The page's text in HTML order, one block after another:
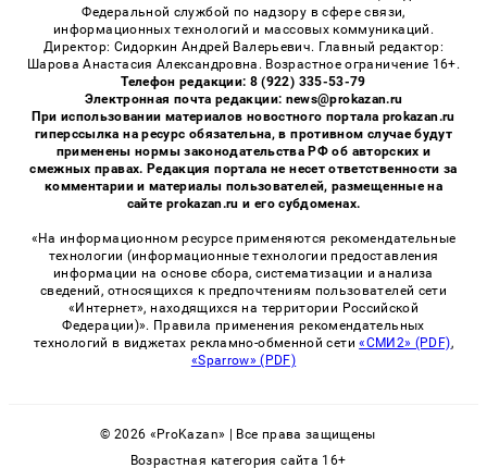
Федеральной службой по надзору в сфере связи,
информационных технологий и массовых коммуникаций.
Директор: Сидоркин Андрей Валерьевич. Главный редактор:
Шарова Анастасия Александровна. Возрастное ограничение 16+.
Телефон редакции: 8 (922) 335-53-79
Электронная почта редакции: news@prokazan.ru
При использовании материалов новостного портала prokazan.ru
гиперссылка на ресурс обязательна, в противном случае будут
применены нормы законодательства РФ об авторских и
смежных правах. Редакция портала не несет ответственности за
комментарии и материалы пользователей, размещенные на
сайте prokazan.ru и его субдоменах.
«На информационном ресурсе применяются рекомендательные
технологии (информационные технологии предоставления
информации на основе сбора, систематизации и анализа
сведений, относящихся к предпочтениям пользователей сети
«Интернет», находящихся на территории Российской
Федерации)». Правила применения рекомендательных
технологий в виджетах рекламно-обменной сети«СМИ2» (PDF),
«Sparrow» (PDF)
© 2026 «ProKazan» | Все права защищены
Возрастная категория сайта 16+